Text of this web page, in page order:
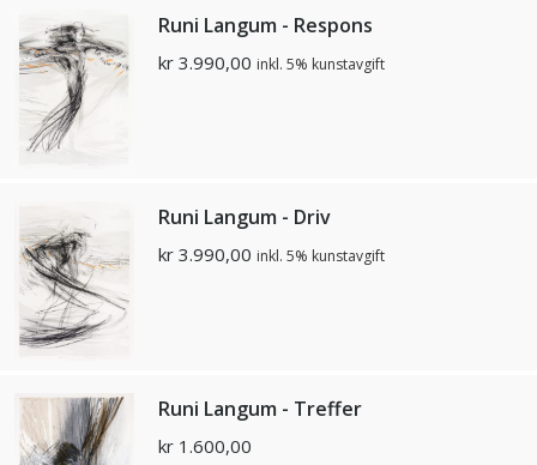
Runi Langum - Respons
kr 3.990,00 inkl. 5% kunstavgift
Runi Langum - Driv
kr 3.990,00 inkl. 5% kunstavgift
Runi Langum - Treffer
kr 1.600,00